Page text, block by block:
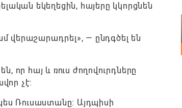
եկեղեցին, հայերը կկորցնեն
վերաշարադրել», — ընդգծել են
որ հայ և ռուս ժողովուրդները
չէ։
Ռուսաստանը։ Այդպիսի